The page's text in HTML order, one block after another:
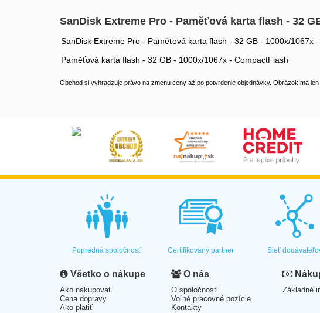
SanDisk Extreme Pro - Paměťová karta flash - 32
SanDisk Extreme Pro - Paměťová karta flash - 32 GB - 1000x/1067x
Paměťová karta flash - 32 GB - 1000x/1067x - CompactFlash
Obchod si vyhradzuje právo na zmenu ceny až po potvrdenie objednávky. Obrázok má
Popredná spoločnosť Certifikovaný partner Sieť
Všetko o nákupe
Ako nakupovať
Cena dopravy
Ako platiť
O nás
O spoločnosti
Voľné pracovné pozície
Kontakty
Základné